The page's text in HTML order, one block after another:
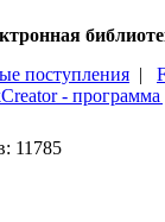
поступления |
-
11785